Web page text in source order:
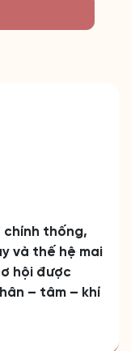
chính thống,
và thế hệ mai
hội được
– tâm – khí